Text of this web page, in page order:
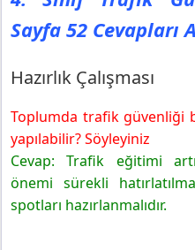
Hazırlık Çalışması
4. Sınıf Trafik Güvenliği
Etkinlik
Sayfa 52 Cevapları
Hazırlık Çalışması
Toplumda trafik güvenliği
yapılabilir? Söyleyiniz
Cevap: Trafik eğitimi
önemi sürekli
spotları hazırlanmalıdır.